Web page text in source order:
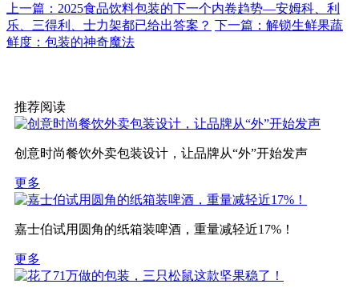
上一篇：2025食品饮料包装的下一个内卷趋势—安姆科、利
乐、三得利、士力架都已给出答案？ 下一篇：解锁生鲜果蔬
鲜度：包装的神奇魔法
推荐阅读
创意时尚餐饮外卖包装设计，让品牌从“外”开始发声
更多
嘉士伯试用圆角的纸箱装啤酒，重量减轻近17%！
更多